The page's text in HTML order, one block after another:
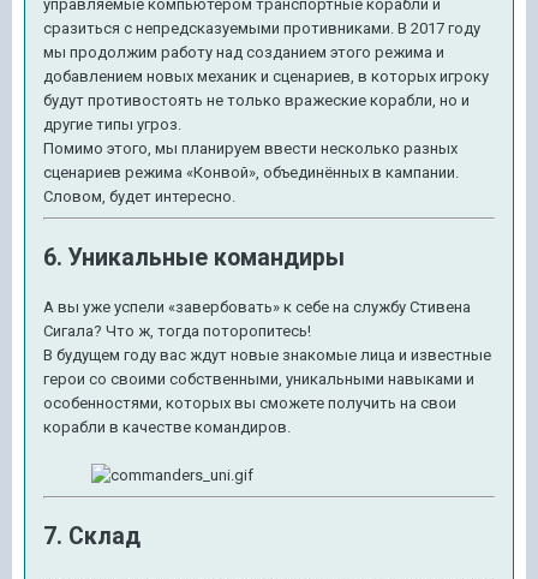
управляемые компьютером транспортные корабли и
сразиться с непредсказуемыми противниками. В 2017 году
мы продолжим работу над созданием этого режима и
добавлением новых механик и сценариев, в которых игроку
будут противостоять не только вражеские корабли, но и
другие типы угроз.
Помимо этого, мы планируем ввести несколько разных
сценариев режима «Конвой», объединённых в кампании.
Словом, будет интересно.
6. Уникальные командиры
А вы уже успели «завербовать» к себе на службу Стивена
Сигала? Что ж, тогда поторопитесь!
В будущем году вас ждут новые знакомые лица и известные
герои со своими собственными, уникальными навыками и
особенностями, которых вы сможете получить на свои
корабли в качестве командиров.
7. Склад